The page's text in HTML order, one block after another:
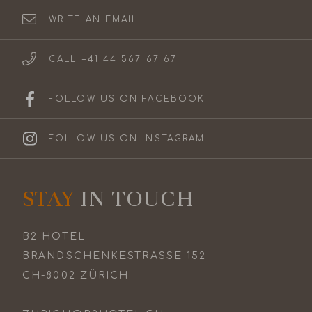
WRITE AN EMAIL
CALL +41 44 567 67 67
FOLLOW US ON FACEBOOK
FOLLOW US ON INSTAGRAM
STAY IN TOUCH
B2 HOTEL
BRANDSCHENKESTRASSE 152
CH-8002 ZÜRICH